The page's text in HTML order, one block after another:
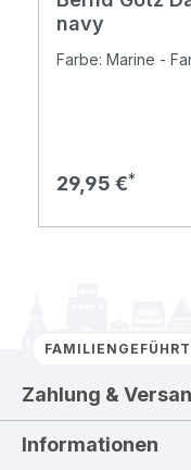
navy
Farbe: Marine -
Regulärer Preis:
29,95 €
Zahlung &
Informationen